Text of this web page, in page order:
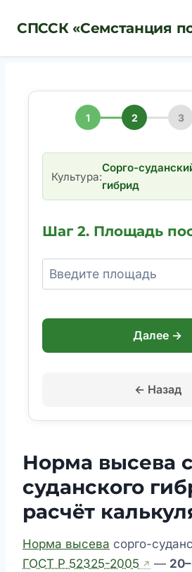
СПССК «Семстанция
1 2 3
Культура:
Сорго-
гибрид
Шаг 2. Площадь
← Назад
Далее →
Норма высева
суданского
расчёт
Норма высева сорго-
ГОСТ Р 52325-2005
—